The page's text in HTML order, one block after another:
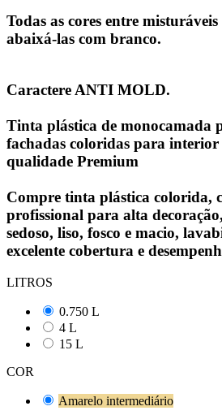
Todas as cores entre
abaixá-las com branco.
Caractere ANTI MOLD.
Tinta plástica de monocamada
fachadas coloridas para interior
qualidade Premium
Compre tinta plástica colorida,
profissional para alta
sedoso, liso, fosco e macio,
excelente cobertura e
LITROS
0.750 L
4 L
15 L
COR
Amarelo intermediário